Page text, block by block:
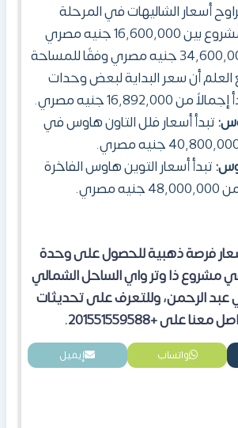
أسعار الشاليهات في المرحلة
الثانية من المشروع بين 16,600,000 جنيه مصري
وتصل إلى 34,600,000 جنيه مصري وفقًا للمساحة
العلم أن سعر البداية لبعض وحدات
جنيه مصري.
تبدأ أسعار فلل التاون هاوس في
تبدأ أسعار التوين هاوس الفاخرة
مصري.
فرصة ذهبية للحصول على وحدة
مشروع ذا وتر واي الساحل الشمالي
الرحمن، وللتعرف على تحديثات
على +201551559588.
واتساب إيميل